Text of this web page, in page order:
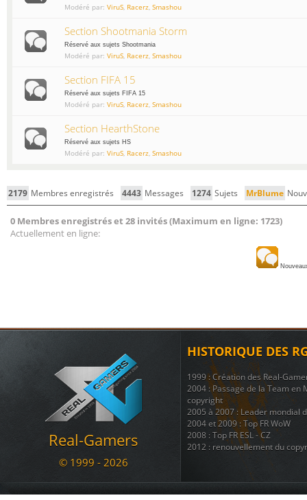
Modéré par: ViruS, Racerz, Smashou
Section Shootmania Storm
Réservé aux sujets Shootmania
Modéré par: ViruS, Racerz, Smashou
Section FIFA 15
Réservé aux sujets FIFA 15
Modéré par: ViruS, Racerz, Smashou
Section HearthStone
Réservé aux sujets HS
Modéré par: ViruS, Racerz, Smashou
2179 Membres enregistrés 4443 Messages 1274 Sujets MrBlume
0 Membres enregistrés et 28 invités (Maximum en ligne: 1723)
Actuellement en ligne:
Real-Gamers
© 1999 - 2026
HISTORIQUE DES
1999 : Création des Real-
2004 : Passage de la Team
copyright
2005 à 2007 : Leader mondial
2004 et 2009 : Top FR WoW
2008 : Top FR ESL - CZ
2012 : renouvellement du
regroupant 8 autres sites (
ainsi que + d'une douzaine de